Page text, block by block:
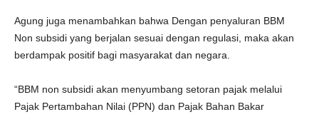
Agung juga menambahkan bahwa Dengan penyaluran BBM
Non subsidi yang berjalan sesuai dengan regulasi, maka akan
berdampak positif bagi masyarakat dan negara.
“BBM non subsidi akan menyumbang setoran pajak melalui
Pajak Pertambahan Nilai (PPN) dan Pajak Bahan Bakar